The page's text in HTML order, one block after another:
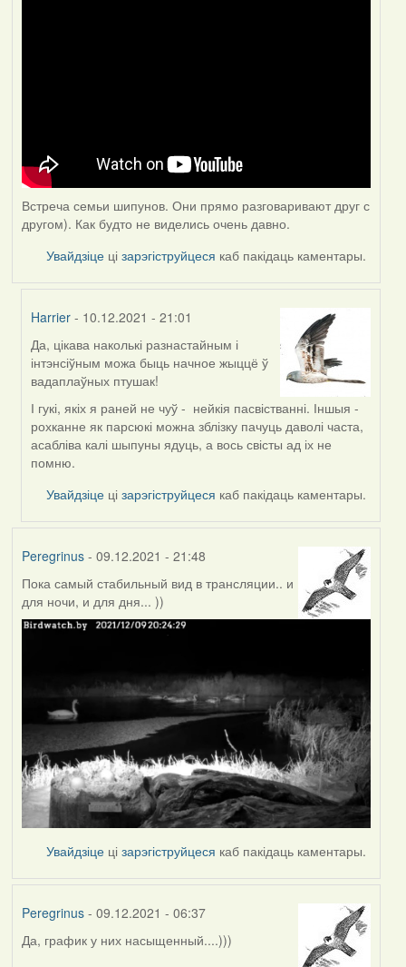
Встреча семьи шипунов. Они прямо разговаривают друг с
другом). Как будто не виделись очень давно.
Увайдзіце цізарэгіструйцеся каб пакідаць каментары.
Harrier - 10.12.2021 - 21:01
In
reply
to
by
corvus
Да, цікава наколькі разнастайным і
інтэнсіўным можа быць начное жыццё ў
вадаплаўных птушак!
І гукі, якіх я раней не чуў - нейкія пасвістванні. Іншыя -
рохканне як парсюкі можна зблізку пачуць даволі часта,
асабліва калі шыпуны ядуць, а вось свісты ад іх не
помню.
Увайдзіце цізарэгіструйцеся каб пакідаць каментары.
Peregrinus- 09.12.2021 - 21:48
Пока самый стабильный вид в трансляции.. и
для ночи, и для дня... ))
Увайдзіце цізарэгіструйцеся каб пакідаць каментары.
Peregrinus- 09.12.2021 - 06:37
Да, график у них насыщенный....)))